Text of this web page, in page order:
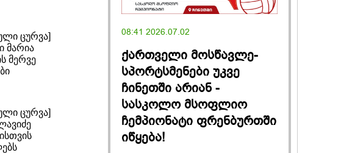
ცურვა]
მარია
მერვე
ცურვა]
08:41 2026.07.02
ქართველი მოსწავლე-
სპორტსმენები უკვე
ჩინეთში არიან -
სასკოლო მსოფლიო
ჩემპიონატი ფრენბურთში
იწყება!